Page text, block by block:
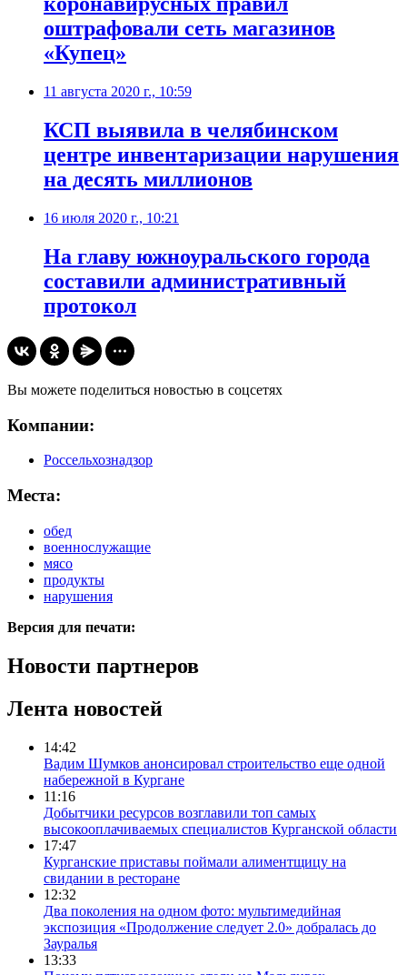
оштрафовали сеть магазинов
«Купец»
11 августа 2020 г., 10:59
КСП выявила в челябинском
центре инвентаризации нарушения
на десять миллионов
16 июля 2020 г., 10:21
На главу южноуральского города
составили административный
протокол
Вы можете поделиться новостью в соцсетях
Компании:
Россельхознадзор
Места:
обед
военнослужащие
мясо
продукты
нарушения
Версия для печати:
Новости партнеров
Лента новостей
14:42
Вадим Шумков анонсировал строительство еще одной
набережной в Кургане
11:16
Добытчики ресурсов возглавили топ самых
высокооплачиваемых специалистов Курганской области
17:47
Курганские приставы поймали алиментщицу на
свидании в ресторане
12:32
Два поколения на одном фото: мультимедийная
экспозиция «Продолжение следует 2.0» добралась до
Зауралья
13:33